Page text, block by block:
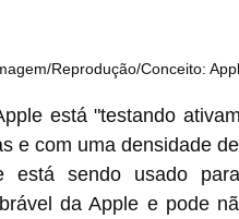
Reprodução/Conceito:
está "testando
e com uma densidade
está sendo usado
da Apple e pode